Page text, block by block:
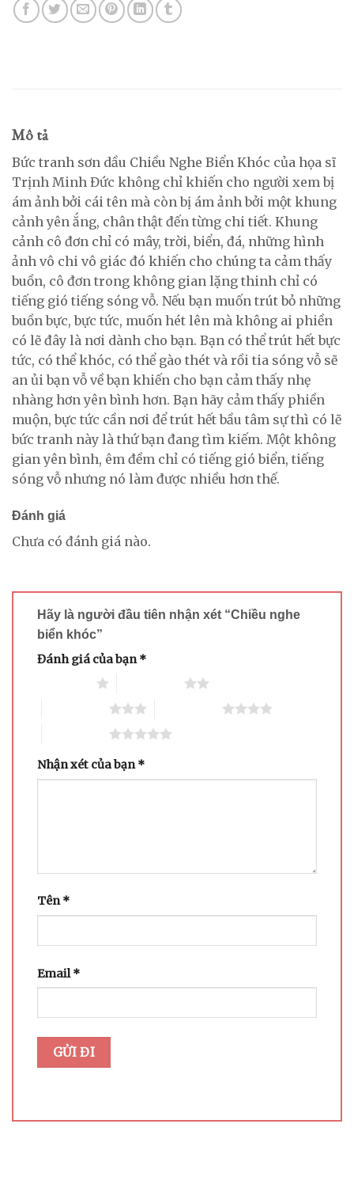
Mô tả
Bức tranh sơn dầu Chiều Nghe Biển Khóc của họa sĩ
Trịnh Minh Đức không chỉ khiến cho người xem bị
ám ảnh bởi cái tên mà còn bị ám ảnh bởi một khung
cảnh yên ắng, chân thật đến từng chi tiết. Khung
cảnh cô đơn chỉ có mây, trời, biển, đá, những hình
ảnh vô chi vô giác đó khiến cho chúng ta cảm thấy
buồn, cô đơn trong không gian lặng thinh chỉ có
tiếng gió tiếng sóng vỗ. Nếu bạn muốn trút bỏ những
buồn bực, bực tức, muốn hét lên mà không ai phiền
có lẽ đây là nơi dành cho bạn. Bạn có thể trút hết bực
tức, có thể khóc, có thể gào thét và rồi tia sóng vỗ sẽ
an ủi bạn vỗ về bạn khiến cho bạn cảm thấy nhẹ
nhàng hơn yên bình hơn. Bạn hãy cảm thấy phiền
muộn, bực tức cần nơi để trút hết bầu tâm sự thì có lẽ
bức tranh này là thứ bạn đang tìm kiếm. Một không
gian yên bình, êm đềm chỉ có tiếng gió biển, tiếng
sóng vỗ nhưng nó làm được nhiều hơn thế.
Đánh giá
Chưa có đánh giá nào.
Hãy là người đầu tiên nhận xét “Chiều nghe
biển khóc”
Đánh giá của bạn*
Nhận xét của bạn*
Tên*
Email*